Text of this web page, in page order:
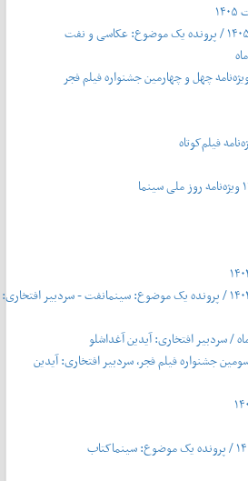
شماره ۶۲۳ - ویژه‌نامه نوروز ۱۴۰۴ / پرونده یک موضوع: سینمانفت - سردبیر افتخاری:
و‌ سومین جشنواره فیلم فجر، سردبیر افتخاری: آیدین